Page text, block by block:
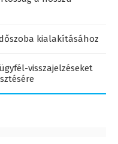
kialakításához
visszajelzéseket